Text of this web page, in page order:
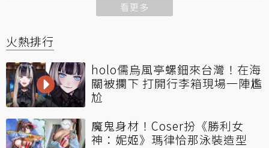
看更多
火熱排行
holo儒烏風亭螺鈿來台灣！在海
關被攔下 打開行李箱現場一陣尷
尬
魔鬼身材！Coser扮《勝利女
神：妮姬》瑪律恰那泳裝造型